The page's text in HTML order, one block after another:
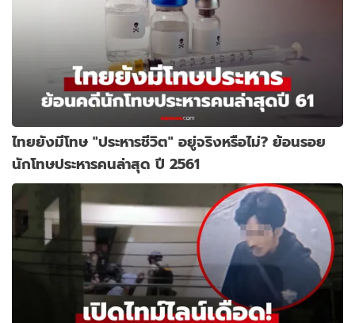
ไทยยังมีโทษ "ประหารชีวิต" อยู่จริงหรือไม่? ย้อนรอย
นักโทษประหารคนล่าสุด ปี 2561